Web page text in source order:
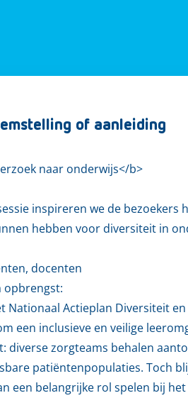
of aanleiding
naar onderwijs</b>
inspireren we de
hebben voor diversiteit in
docenten
opbrengst:
Nationaal Actieplan Diversiteit
een inclusieve en veilige
diverse zorgteams behalen
patiëntenpopulaties. Toch
een belangrijke rol spelen bij